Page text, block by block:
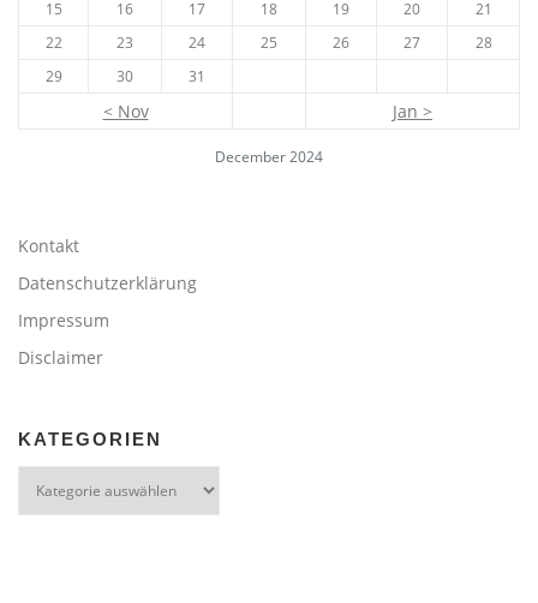
December 2024
15
16 17 18 19 20
21
22
23 24 25 26 27
28
29
30 31
< Nov Jan >
Kontakt
Datenschutzerklärung
Impressum
Disclaimer
KATEGORIEN